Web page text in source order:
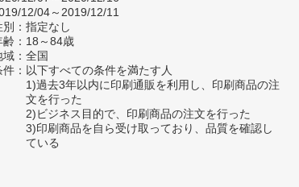
12/04～2019/12/11
別：指定なし
齢：18～84歳
域：全国
件：以下すべての条件を満たす人
1)過去3年以内に印刷通販を利用し、印刷商品の注
文を行った
2)ビジネス目的で、印刷商品の注文を行った
3)印刷商品を自ら受け取っており、品質を確認し
ている